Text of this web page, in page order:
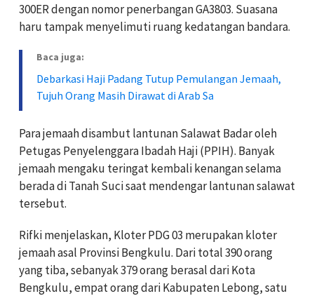
300ER dengan nomor penerbangan GA3803. Suasana
haru tampak menyelimuti ruang kedatangan bandara.
Baca juga:
Debarkasi Haji Padang Tutup Pemulangan Jemaah,
Tujuh Orang Masih Dirawat di Arab Sa
Para jemaah disambut lantunan Salawat Badar oleh
Petugas Penyelenggara Ibadah Haji (PPIH). Banyak
jemaah mengaku teringat kembali kenangan selama
berada di Tanah Suci saat mendengar lantunan salawat
tersebut.
Rifki menjelaskan, Kloter PDG 03 merupakan kloter
jemaah asal Provinsi Bengkulu. Dari total 390 orang
yang tiba, sebanyak 379 orang berasal dari Kota
Bengkulu, empat orang dari Kabupaten Lebong, satu